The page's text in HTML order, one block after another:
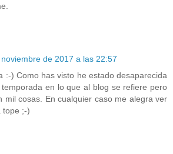
de 2017 a las 22:57
:-) Como has visto he estado desaparecida
en lo que al blog se refiere pero
mil cosas. En cualquier caso me alegra ver
tope ;-)